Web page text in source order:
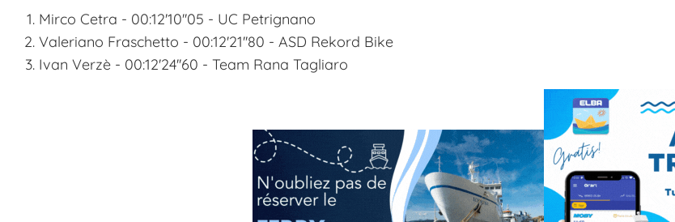
Mirco Cetra - 00:12'10''05 - UC Petrignano
Valeriano Fraschetto - 00:12'21''80 - ASD Rekord Bike
Ivan Verzè - 00:12'24''60 - Team Rana Tagliaro